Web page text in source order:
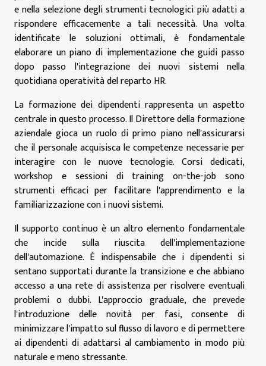
e nella selezione degli strumenti tecnologici più adatti a
rispondere efficacemente a tali necessità. Una volta
identificate le soluzioni ottimali, è fondamentale
elaborare un piano di implementazione che guidi passo
dopo passo l'integrazione dei nuovi sistemi nella
quotidiana operatività del reparto HR.
La formazione dei dipendenti rappresenta un aspetto
centrale in questo processo. Il Direttore della formazione
aziendale gioca un ruolo di primo piano nell'assicurarsi
che il personale acquisisca le competenze necessarie per
interagire con le nuove tecnologie. Corsi dedicati,
workshop e sessioni di training on-the-job sono
strumenti efficaci per facilitare l'apprendimento e la
familiarizzazione con i nuovi sistemi.
Il supporto continuo è un altro elemento fondamentale
che incide sulla riuscita dell'implementazione
dell'automazione. È indispensabile che i dipendenti si
sentano supportati durante la transizione e che abbiano
accesso a una rete di assistenza per risolvere eventuali
problemi o dubbi. L'approccio graduale, che prevede
l'introduzione delle novità per fasi, consente di
minimizzare l'impatto sul flusso di lavoro e di permettere
ai dipendenti di adattarsi al cambiamento in modo più
naturale e meno stressante.